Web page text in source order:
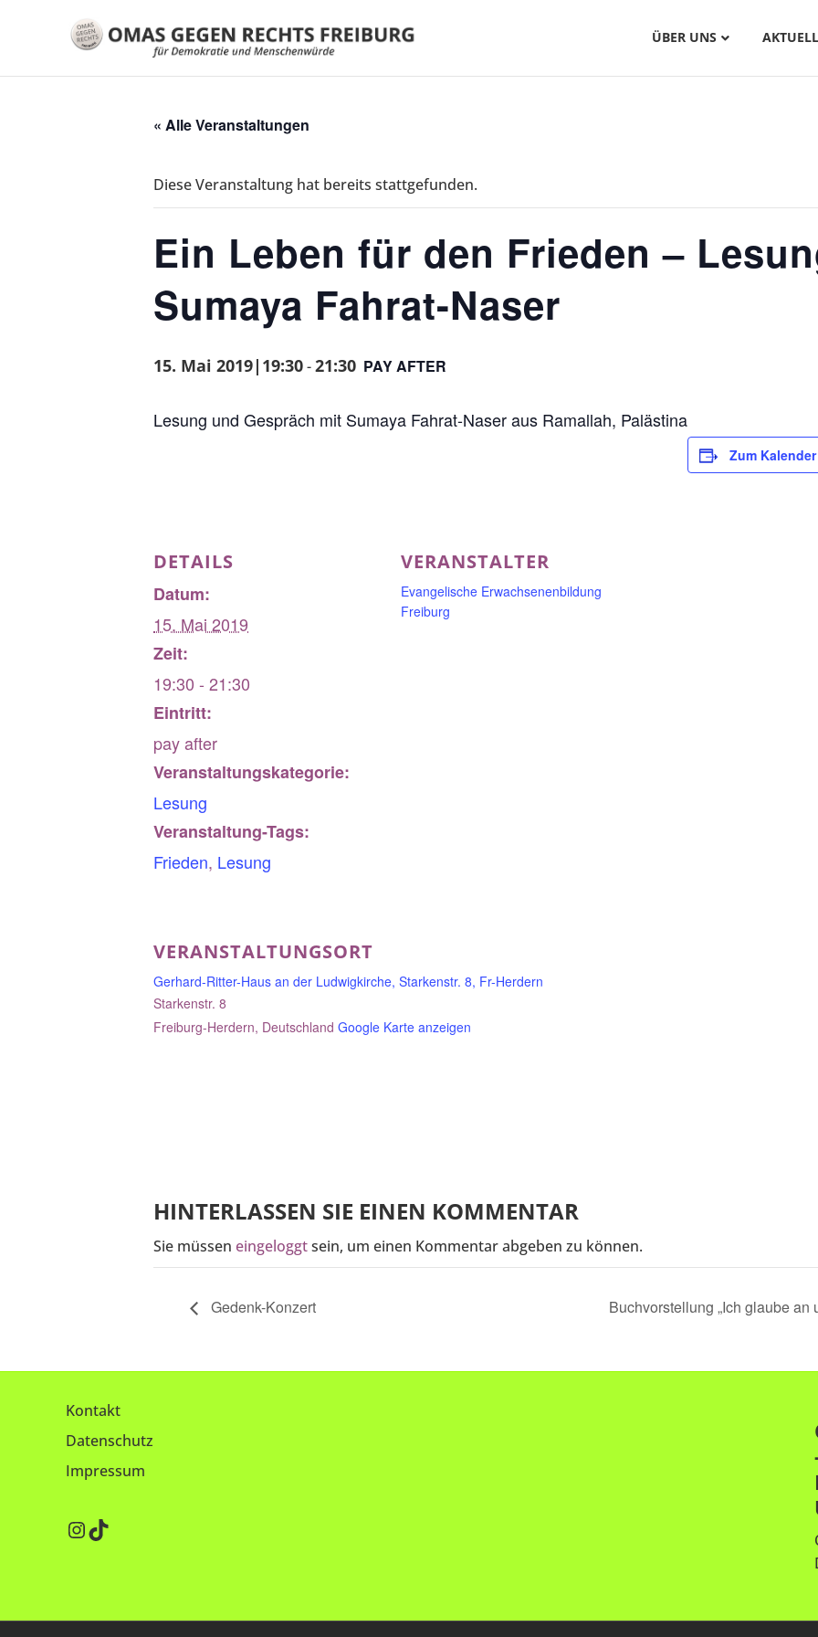
ÜBER UNS
« Alle Veranstaltungen
Diese Veranstaltung hat bereits stattgefunden.
Ein Leben für den Frieden –
Sumaya Fahrat-Naser
15. Mai 2019|19:30-21:30 PAY AFTER
Lesung und Gespräch mit Sumaya Fahrat-Naser aus Ramallah, Palästina
Zum
DETAILS
Datum:
15. Mai 2019
Zeit:
19:30 - 21:30
Eintritt:
pay after
Veranstaltungskategorie:
Lesung
Veranstaltung-Tags:
Frieden, Lesung
VERANSTALTER
Evangelische Erwachsenenbildung
Freiburg
VERANSTALTUNGSORT
Gerhard-Ritter-Haus an der Ludwigkirche, Starkenstr. 8, Fr-Herdern
Starkenstr. 8
Freiburg-Herdern, Deutschland Google Karte anzeigen
HINTERLASSEN SIE EINEN KOMMENTAR
Sie müssen eingeloggtsein, um einen Kommentar abgeben zu können.
Gedenk-Konzert Buchvorstellung „Ich glaube an
Kontakt
Datenschutz
Impressum
Instagram
TikTok